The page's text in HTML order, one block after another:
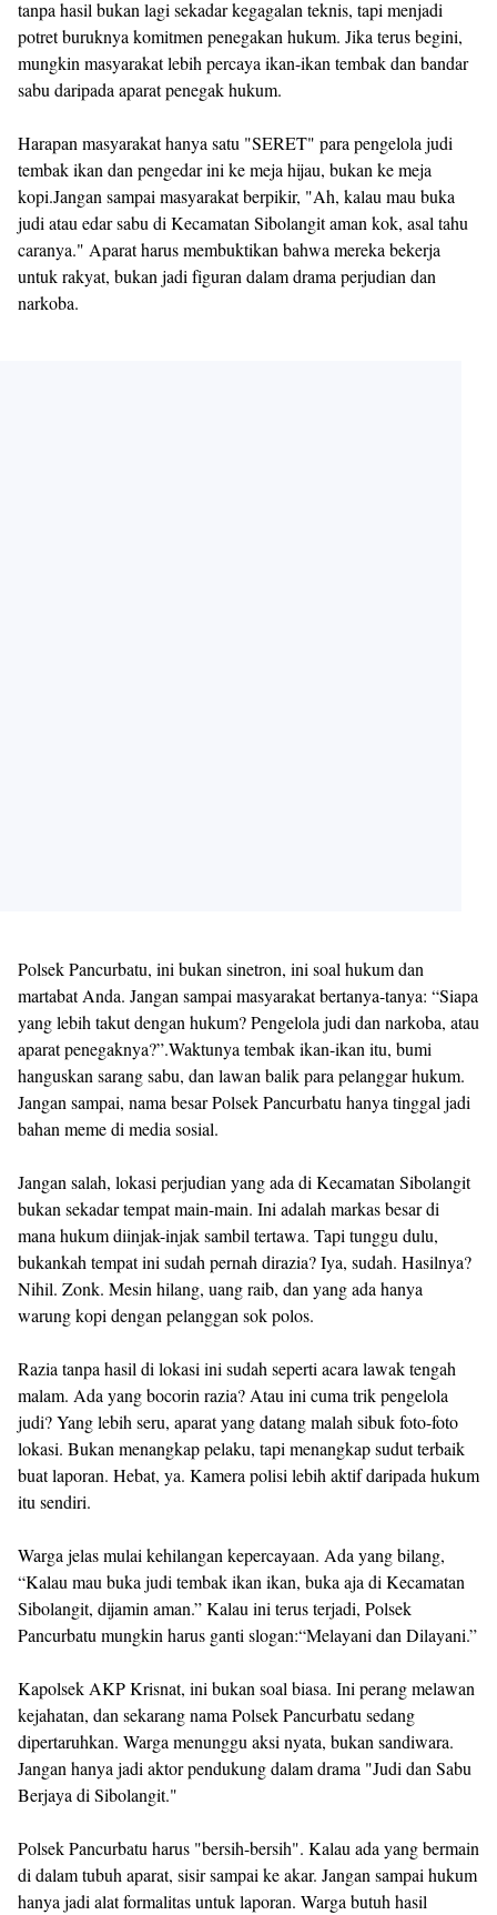
tanpa hasil bukan lagi sekadar kegagalan teknis, tapi menjadi
potret buruknya komitmen penegakan hukum. Jika terus begini,
mungkin masyarakat lebih percaya ikan-ikan tembak dan bandar
sabu daripada aparat penegak hukum.
Harapan masyarakat hanya satu "SERET" para pengelola judi
tembak ikan dan pengedar ini ke meja hijau, bukan ke meja
kopi.Jangan sampai masyarakat berpikir, "Ah, kalau mau buka
judi atau edar sabu di Kecamatan Sibolangit aman kok, asal tahu
caranya." Aparat harus membuktikan bahwa mereka bekerja
untuk rakyat, bukan jadi figuran dalam drama perjudian dan
narkoba.
Polsek Pancurbatu, ini bukan sinetron, ini soal hukum dan
martabat Anda. Jangan sampai masyarakat bertanya-tanya: “Siapa
yang lebih takut dengan hukum? Pengelola judi dan narkoba, atau
aparat penegaknya?”.Waktunya tembak ikan-ikan itu, bumi
hanguskan sarang sabu, dan lawan balik para pelanggar hukum.
Jangan sampai, nama besar Polsek Pancurbatu hanya tinggal jadi
bahan meme di media sosial.
Jangan salah, lokasi perjudian yang ada di Kecamatan Sibolangit
bukan sekadar tempat main-main. Ini adalah markas besar di
mana hukum diinjak-injak sambil tertawa. Tapi tunggu dulu,
bukankah tempat ini sudah pernah dirazia? Iya, sudah. Hasilnya?
Nihil. Zonk. Mesin hilang, uang raib, dan yang ada hanya
warung kopi dengan pelanggan sok polos.
Razia tanpa hasil di lokasi ini sudah seperti acara lawak tengah
malam. Ada yang bocorin razia? Atau ini cuma trik pengelola
judi? Yang lebih seru, aparat yang datang malah sibuk foto-foto
lokasi. Bukan menangkap pelaku, tapi menangkap sudut terbaik
buat laporan. Hebat, ya. Kamera polisi lebih aktif daripada hukum
itu sendiri.
Warga jelas mulai kehilangan kepercayaan. Ada yang bilang,
“Kalau mau buka judi tembak ikan ikan, buka aja di Kecamatan
Sibolangit, dijamin aman.” Kalau ini terus terjadi, Polsek
Pancurbatu mungkin harus ganti slogan:“Melayani dan Dilayani.”
Kapolsek AKP Krisnat, ini bukan soal biasa. Ini perang melawan
kejahatan, dan sekarang nama Polsek Pancurbatu sedang
dipertaruhkan. Warga menunggu aksi nyata, bukan sandiwara.
Jangan hanya jadi aktor pendukung dalam drama "Judi dan Sabu
Berjaya di Sibolangit."
Polsek Pancurbatu harus "bersih-bersih". Kalau ada yang bermain
di dalam tubuh aparat, sisir sampai ke akar. Jangan sampai hukum
hanya jadi alat formalitas untuk laporan. Warga butuh hasil